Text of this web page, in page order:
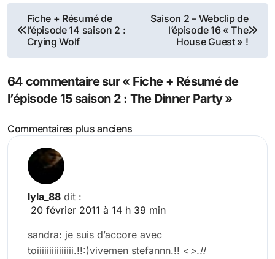
Navigation
de
Fiche + Résumé de
l’épisode 14 saison 2 :
Crying Wolf
Saison 2 – Webclip de
l’épisode 16 « The
House Guest » !
64 commentaire sur « Fiche + Résumé de
l’épisode 15 saison 2 : The Dinner Party »
Navigation
des
commentaires
Commentaires plus anciens
lyla_88 dit :
20 février 2011 à 14 h 39 min
sandra: je suis d’accore avec
toiiiiiiiiiiiiiii.!!:)vivemen stefannn.!! < >.!!